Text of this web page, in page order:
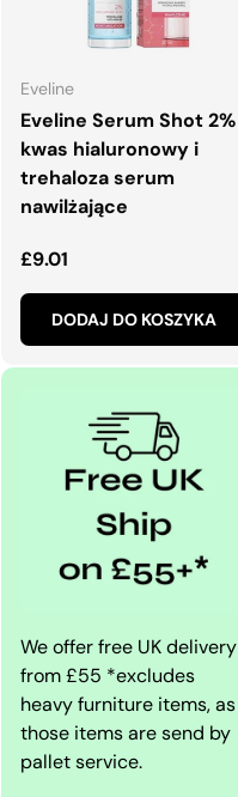
Eveline
Eveline Serum Shot 2%
kwas hialuronowy i
trehaloza serum
nawilżające
Normalna cena
£9.01
DODAJ DO KOSZYKA
We offer free UK delivery
from £55 *excludes
heavy furniture items, as
those items are send by
pallet service.